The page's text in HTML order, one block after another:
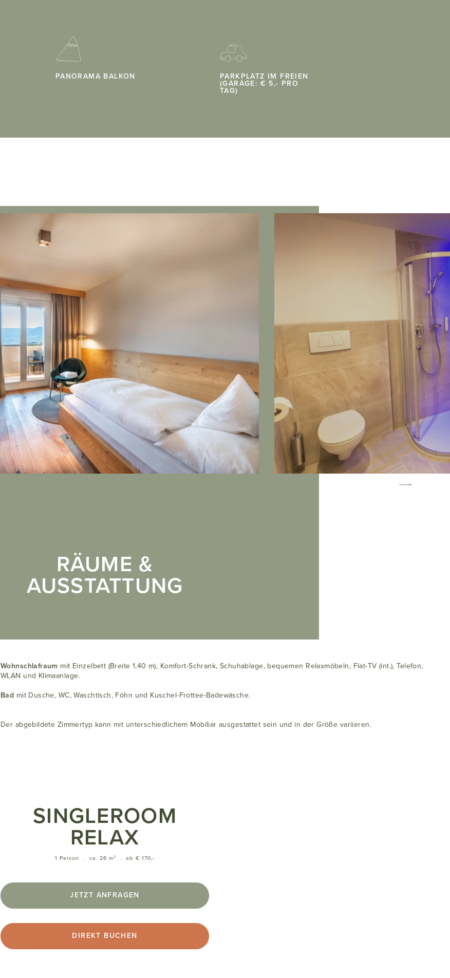
PANORAMA BALKON PARKPLATZ IM FREIEN
(GARAGE: € 5,- PRO
TAG)
RÄUME &
AUSSTATTUNG
Wohnschlafraum mit Einzelbett (Breite 1,40 m), Komfort-Schrank, Schuhablage, bequemen Relaxmöbeln, Flat-TV (int.), Telefon,
WLAN und KIimaanlage.
Bad mit Dusche, WC, Waschtisch, Föhn und Kuschel-Frottee-Badewäsche.
Der abgebildete Zimmertyp kann mit unterschiedlichem Mobiliar ausgestattet sein und in der Größe variieren.
SINGLEROOM
RELAX
1 Person . ca. 26 m² .ab € 170,-
JETZT ANFRAGEN
DIREKT BUCHEN